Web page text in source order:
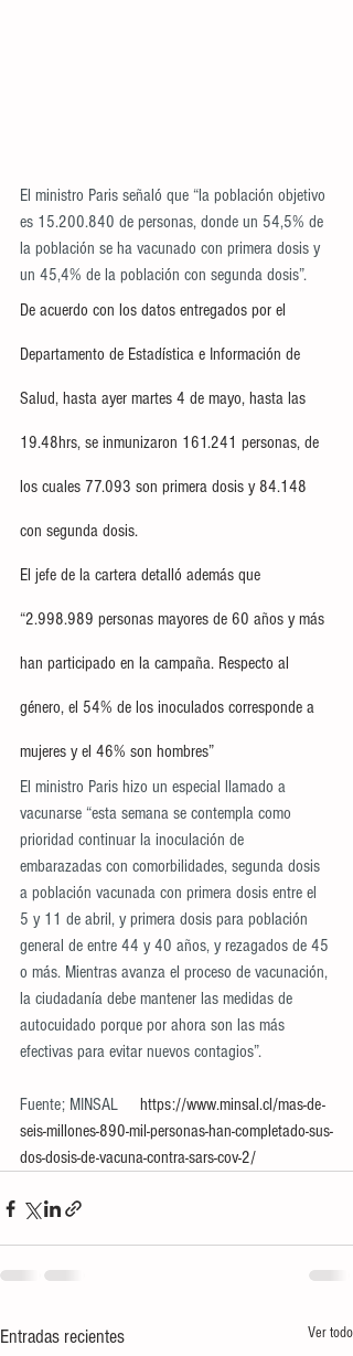
El ministro Paris señaló que “la población objetivo
es 15.200.840 de personas, donde un 54,5% de
la población se ha vacunado con primera dosis y
un 45,4% de la población con segunda dosis”.
De acuerdo con los datos entregados por el
Departamento de Estadística e Información de
Salud, hasta ayer martes 4 de mayo, hasta las
19.48hrs, se inmunizaron 161.241 personas, de
los cuales 77.093 son primera dosis y 84.148
con segunda dosis.
El jefe de la cartera detalló además que
“2.998.989 personas mayores de 60 años y más
han participado en la campaña. Respecto al
género, el 54% de los inoculados corresponde a
mujeres y el 46% son hombres”
El ministro Paris hizo un especial llamado a
vacunarse “esta semana se contempla como
prioridad continuar la inoculación de
embarazadas con comorbilidades, segunda dosis
a población vacunada con primera dosis entre el
5 y 11 de abril, y primera dosis para población
general de entre 44 y 40 años, y rezagados de 45
o más. Mientras avanza el proceso de vacunación,
la ciudadanía debe mantener las medidas de
autocuidado porque por ahora son las más
efectivas para evitar nuevos contagios”.
Fuente; MINSAL https://www.minsal.cl/mas-de-
seis-millones-890-mil-personas-han-completado-sus-
dos-dosis-de-vacuna-contra-sars-cov-2/
Entradas recientes Ver todo